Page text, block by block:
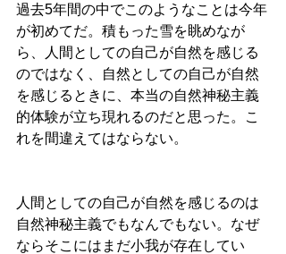
過去5年間の中でこのようなことは今年
が初めてだ。積もった雪を眺めなが
ら、人間としての自己が自然を感じる
のではなく、自然としての自己が自然
を感じるときに、本当の自然神秘主義
的体験が立ち現れるのだと思った。こ
れを間違えてはならない。
人間としての自己が自然を感じるのは
自然神秘主義でもなんでもない。なぜ
ならそこにはまだ小我が存在してい